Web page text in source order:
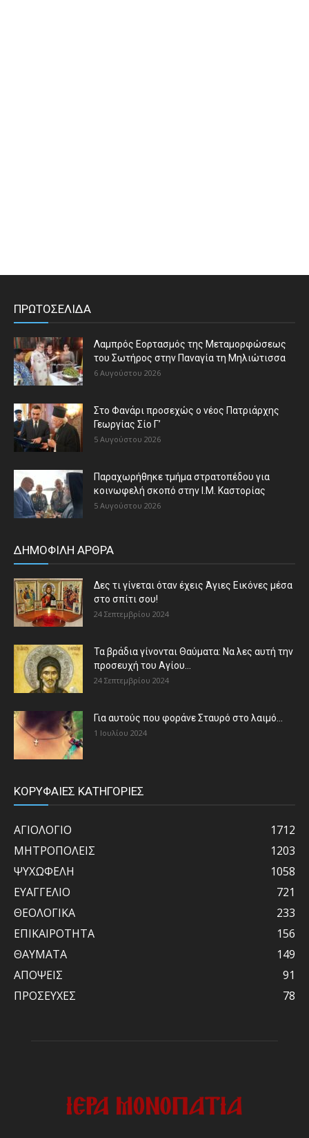
ΠΡΩΤΟΣΕΛΙΔΑ
Λαμπρός Εορτασμός της Μεταμορφώσεως
του Σωτήρος στην Παναγία τη Μηλιώτισσα
6 Αυγούστου 2026
Στο Φανάρι προσεχώς ο νέος Πατριάρχης
Γεωργίας Σίο Γ’
5 Αυγούστου 2026
Παραχωρήθηκε τμήμα στρατοπέδου για
κοινωφελή σκοπό στην Ι.Μ. Καστορίας
5 Αυγούστου 2026
ΔΗΜΟΦΙΛΗ ΑΡΘΡΑ
Δες τι γίνεται όταν έχεις Άγιες Εικόνες μέσα
στο σπίτι σου!
24 Σεπτεμβρίου 2024
Τα βράδια γίνονται Θαύματα: Να λες αυτή την
προσευχή του Αγίου...
24 Σεπτεμβρίου 2024
Για αυτούς που φοράνε Σταυρό στο λαιμό…
1 Ιουλίου 2024
ΚΟΡΥΦΑΙΕΣ ΚΑΤΗΓΟΡΙΕΣ
ΑΓΙΟΛΟΓΙΟ
1712
ΜΗΤΡΟΠΟΛΕΙΣ
1203
ΨΥΧΩΦΕΛΗ
1058
ΕΥΑΓΓΕΛΙΟ
721
ΘΕΟΛΟΓΙΚΑ
233
ΕΠΙΚΑΙΡΟΤΗΤΑ
156
ΘΑΥΜΑΤΑ
149
ΑΠΟΨΕΙΣ
91
ΠΡΟΣΕΥΧΕΣ
78